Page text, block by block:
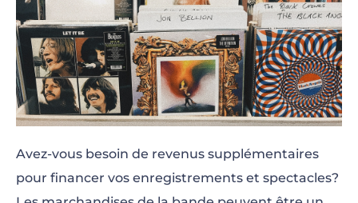
Avez-vous besoin de revenus supplémentaires
pour financer vos enregistrements et spectacles?